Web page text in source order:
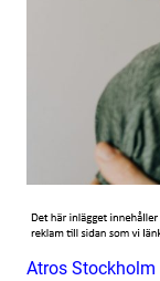
Atros Stockholm